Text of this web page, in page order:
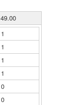
49.00
1
1
1
1
0
0